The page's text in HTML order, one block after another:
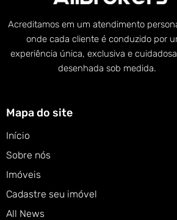
Acreditamos em um atendimento
onde cada cliente é conduzido por
experiência única, exclusiva e
desenhada sob medida.
Mapa do site
Início
Sobre nós
Imóveis
Cadastre seu imóvel
All News